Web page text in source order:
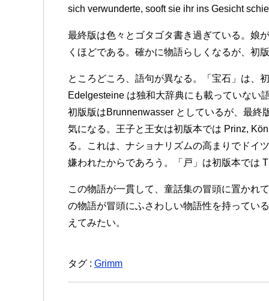
sich verwunderte, sooft sie ihr ins Gesicht
最終版は色々とゴタゴタ書き過ぎている。娘
くほどである。確かに物語らしくなるが、初
ところどころ、語句が異なる。「宝石」は、
Edelgesteine は独和大辞典にも載っていない
初版版はBrunnenwasser としているが、最終
気になる。王子と王女は初版本では Prinz,
る。これは、ナショナリズムの高まりでドイ
嫌われたからであろう。「戸」は初版本では
この物語が一貫して、童話集の冒頭に置かれ
の物語が冒頭にふさわしい物語性を持ってい
えてみたい。
タグ : Grimm